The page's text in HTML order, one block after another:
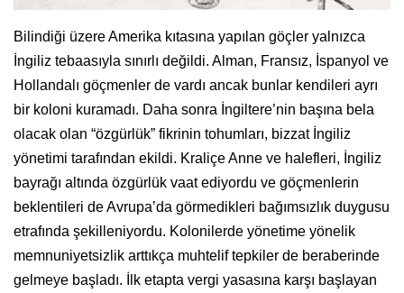
Bilindiği üzere Amerika kıtasına yapılan göçler yalnızca
İngiliz tebaasıyla sınırlı değildi. Alman, Fransız, İspanyol ve
Hollandalı göçmenler de vardı ancak bunlar kendileri ayrı
bir koloni kuramadı. Daha sonra İngiltere’nin başına bela
olacak olan “özgürlük” fikrinin tohumları, bizzat İngiliz
yönetimi tarafından ekildi. Kraliçe Anne ve halefleri, İngiliz
bayrağı altında özgürlük vaat ediyordu ve göçmenlerin
beklentileri de Avrupa’da görmedikleri bağımsızlık duygusu
etrafında şekilleniyordu. Kolonilerde yönetime yönelik
memnuniyetsizlik arttıkça muhtelif tepkiler de beraberinde
gelmeye başladı. İlk etapta vergi yasasına karşı başlayan